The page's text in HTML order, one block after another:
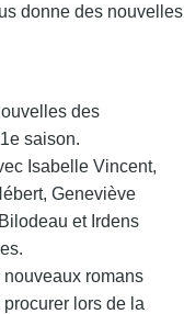
donne des nouvelles
des
saison.
Isabelle Vincent,
Geneviève
et Irdens
romans
procurer lors de la